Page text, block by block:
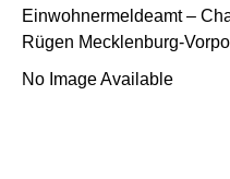
Einwohnermeldeamt –
Rügen Mecklenburg-
No Image Available